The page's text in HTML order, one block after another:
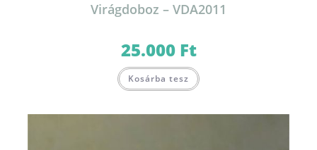
Virágdoboz – VDA2011
25.000 Ft
Kosárba tesz